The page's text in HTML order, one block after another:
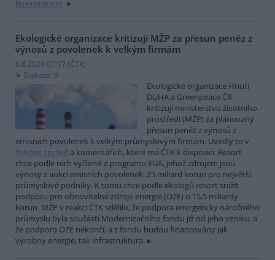
Environment.
Ekologické organizace kritizují MŽP za přesun peněz z
výnosů z povolenek k velkým firmám
6.8.2026 01:17 (ČTK)
Diskuse: 9
Ekologické organizace Hnutí
DUHA a Greenpeace ČR
kritizují ministerstvo životního
prostředí (MŽP) za plánovaný
přesun peněz z výnosů z
emisních povolenek k velkým průmyslovým firmám. Uvedly to v
tiskové zprávě a komentářích, které má ČTK k dispozici. Resort
chce podle nich vyčlenit z programu EUA, jehož zdrojem jsou
výnosy z aukcí emisních povolenek, 25 miliard korun pro největší
průmyslové podniky. K tomu chce podle ekologů resort snížit
podporu pro obnovitelné zdroje energie (OZE) o 15,5 miliardy
korun. MŽP v reakci ČTK sdělilo, že podpora energeticky náročného
průmyslu byla součástí Modernizačního fondu již od jeho vzniku, a
že podpora OZE nekončí, a z fondu budou financovány jak
výrobny energie, tak infrastruktura.